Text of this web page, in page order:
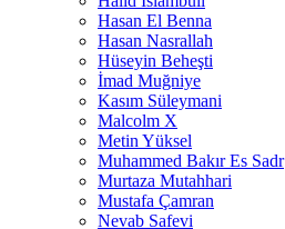
Hasan El Benna
Hasan Nasrallah
Hüseyin Beheşti
İmad Muğniye
Kasım Süleymani
Malcolm X
Metin Yüksel
Muhammed Bakır Es Sadr
Murtaza Mutahhari
Mustafa Çamran
Nevab Safevi